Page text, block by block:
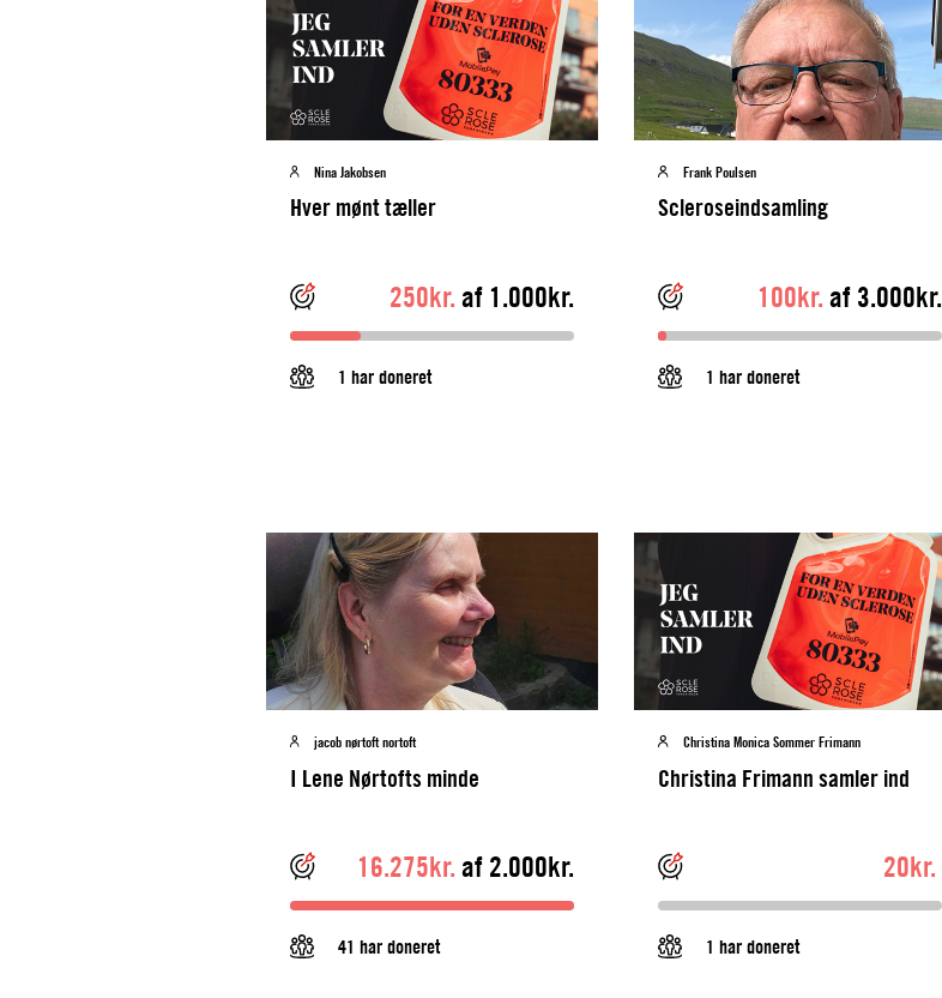
Nina Jakobsen
Hver mønt tæller
250kr.af 1.000kr.
1 har doneret
Frank Poulsen
Scleroseindsamling
100kr.af 3.000kr.
1 har doneret
jacob nørtoft nortoft
I Lene Nørtofts minde
16.275kr.af 2.000kr.
41 har doneret
Christina Monica Sommer Frimann
Christina Frimann samler ind
20kr.
1 har doneret